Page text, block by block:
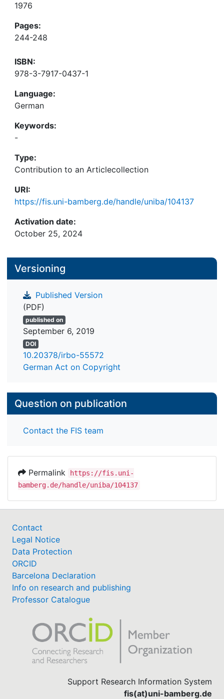
1976
Pages:
244-248
ISBN:
978-3-7917-0437-1
Language:
German
Keywords:
-
Type:
Contribution to an Articlecollection
URI:
https://fis.uni-bamberg.de/handle/uniba/104137
Activation date:
October 25, 2024
Versioning
Published Version
(PDF)
published on
September 6, 2019
DOI
10.20378/irbo-55572
German Act on Copyright
Question on publication
Contact the FIS team
Permalink
https://fis.uni-
bamberg.de/handle/uniba/104137
Contact
Legal Notice
Data Protection
ORCID
Barcelona Declaration
Info on research and publishing
Professor Catalogue
Support Research Information System
fis(at)uni-bamberg.de